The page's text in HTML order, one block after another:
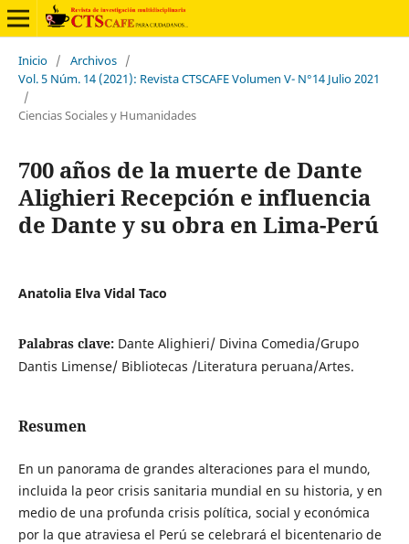
Inicio / Archivos /
Vol. 5 Núm. 14 (2021): Revista CTSCAFE Volumen V- N°14 Julio 2021
/
Ciencias Sociales y Humanidades
700 años de la muerte de Dante
Alighieri Recepción e influencia
de Dante y su obra en Lima-Perú
Anatolia Elva Vidal Taco
Palabras clave: Dante Alighieri/ Divina Comedia/Grupo
Dantis Limense/ Bibliotecas /Literatura peruana/Artes.
Resumen
En un panorama de grandes alteraciones para el mundo,
incluida la peor crisis sanitaria mundial en su historia, y en
medio de una profunda crisis política, social y económica
por la que atraviesa el Perú se celebrará el bicentenario de